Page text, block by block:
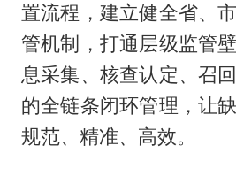
置流程，建立健全省、
管机制，打通层级监管
息采集、核查认定、召
的全链条闭环管理，让
规范、精准、高效。